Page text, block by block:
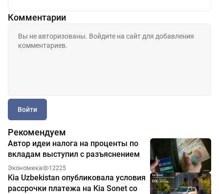
Комментарии
Войти
Рекомендуем
Автор идеи налога на проценты по
вкладам выступил с разъяснением
Экономика 12225
Kia Uzbekistan опубликовала условия
рассрочки платежа на Kia Sonet со